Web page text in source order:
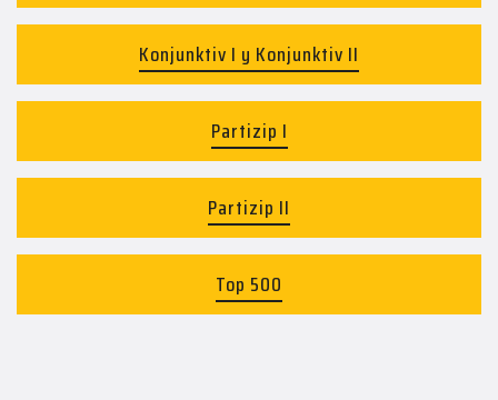
Konjunktiv I y Konjunktiv II
Partizip I
Partizip II
Top 500